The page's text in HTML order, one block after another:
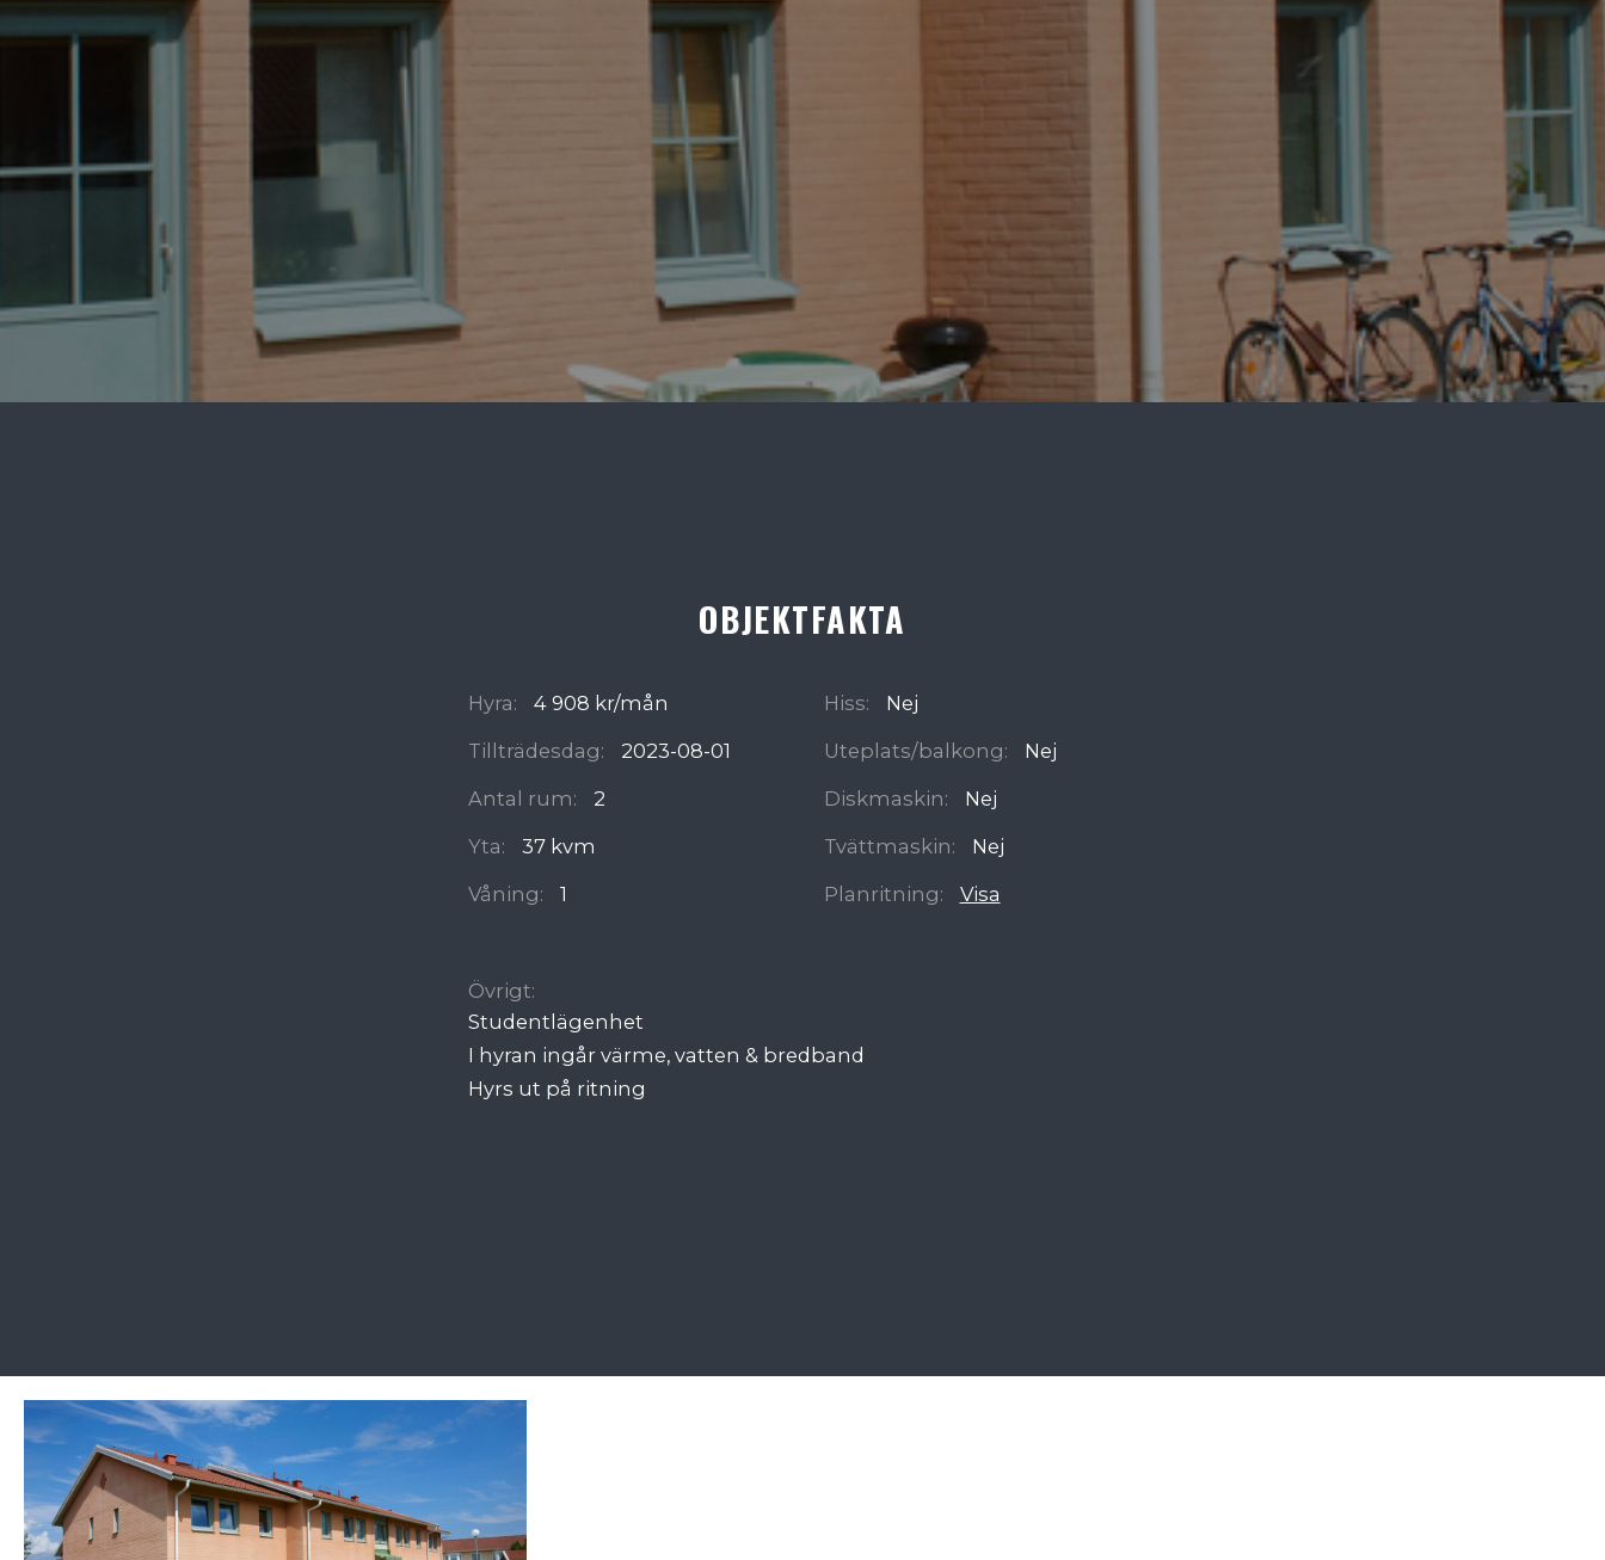
OBJEKTFAKTA
Hyra:
4 908 kr/mån
Tillträdesdag:
2023-08-01
Antal rum:
2
Yta:
37 kvm
Våning:
1
Hiss:
Nej
Uteplats/balkong:
Nej
Diskmaskin:
Nej
Tvättmaskin:
Nej
Planritning:
Visa
Övrigt:
Studentlägenhet
I hyran ingår värme, vatten & bredband
Hyrs ut på ritning